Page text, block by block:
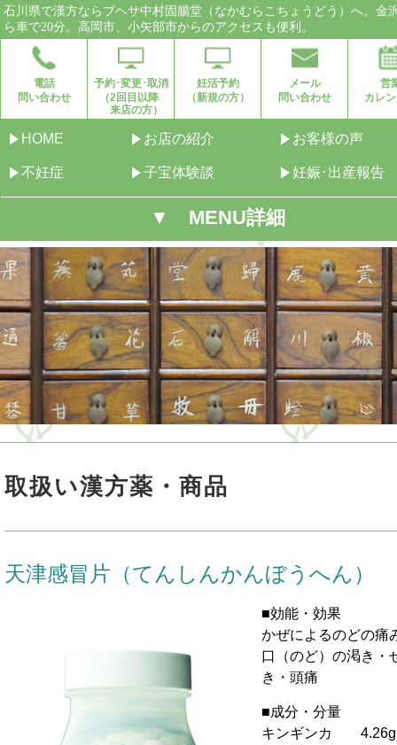
石川県で漢方ならブヘサ中村固腸堂（なかむらこちょうどう）へ。金
ら車で20分。高岡市、小矢部市からのアクセスも便利。
電話
問い合わせ
予約･変更･取消
（2回目以降
来店の方）
妊活予約
（新規の方）
メール
問い合わせ
営
カレ
HOME お店の紹介 お客様の声
不妊症 子宝体験談 妊娠･出産報告
▼ MENU詳細
取扱い漢方薬・商品
天津感冒片（てんしんかんぼうへん）
■効能・効果
かぜによるのどの痛
口（のど）の渇き・
き・頭痛
■成分・分量
キンギンカ